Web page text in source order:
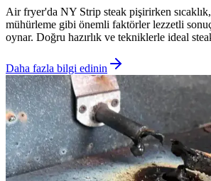
Air fryer'da NY Strip steak pişirirken
mühürleme gibi önemli faktörler lezzetli
oynar. Doğru hazırlık ve tekniklerle ideal
Daha fazla bilgi edinin